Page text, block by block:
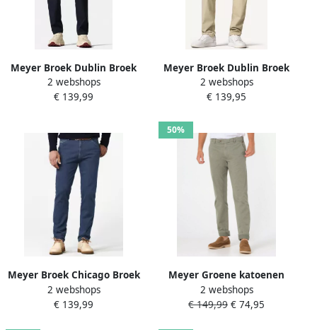
Meyer Broek Dublin Broek
Navy
2 webshops
€ 139,99
Meyer Broek Dublin Broek
Lichtbeige
2 webshops
€ 139,95
Meyer Broek Chicago Broek
Donkerblauw
2 webshops
€ 139,99
50%
Meyer Groene katoenen
chino broek Green Heren
2 webshops
€ 149,99 € 74,95